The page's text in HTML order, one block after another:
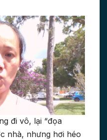
đi vô, lại “đọa
nhà, nhưng hơi héo